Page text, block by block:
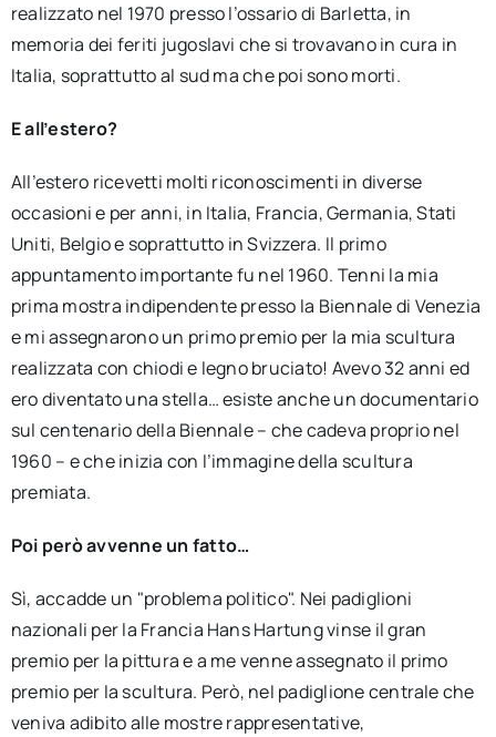
realizzato nel 1970 presso l’ossario di Barletta, in
memoria dei feriti jugoslavi che si trovavano in cura in
Italia, soprattutto al sud ma che poi sono morti.
E all’estero?
All’estero ricevetti molti riconoscimenti in diverse
occasioni e per anni, in Italia, Francia, Germania, Stati
Uniti, Belgio e soprattutto in Svizzera. Il primo
appuntamento importante fu nel 1960. Tenni la mia
prima mostra indipendente presso la Biennale di Venezia
e mi assegnarono un primo premio per la mia scultura
realizzata con chiodi e legno bruciato! Avevo 32 anni ed
ero diventato una stella… esiste anche un documentario
sul centenario della Biennale – che cadeva proprio nel
1960 – e che inizia con l’immagine della scultura
premiata.
Poi però avvenne un fatto…
Sì, accadde un "problema politico". Nei padiglioni
nazionali per la Francia Hans Hartung vinse il gran
premio per la pittura e a me venne assegnato il primo
premio per la scultura. Però, nel padiglione centrale che
veniva adibito alle mostre rappresentative,